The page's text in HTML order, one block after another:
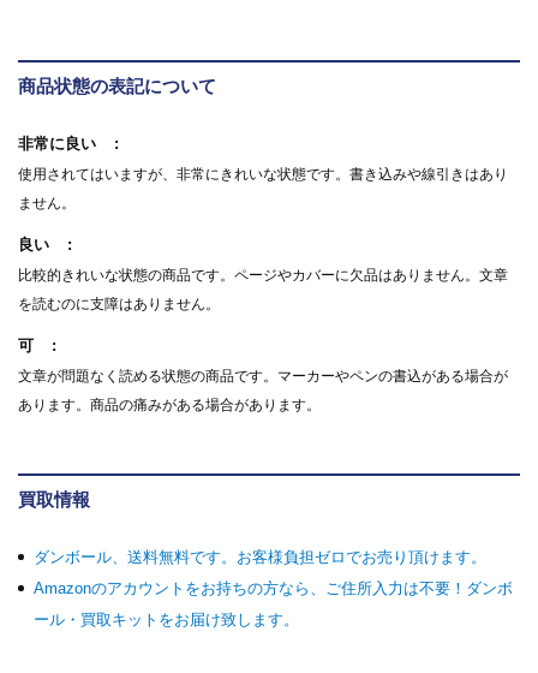
商品状態の表記について
非常に良い
使用されてはいますが、非常にきれいな状態です。書き込みや線引きはあり
ません。
良い
比較的きれいな状態の商品です。ページやカバーに欠品はありません。文章
を読むのに支障はありません。
可
文章が問題なく読める状態の商品です。マーカーやペンの書込がある場合が
あります。商品の痛みがある場合があります。
買取情報
ダンボール、送料無料です。お客様負担ゼロでお売り頂けます。
Amazonのアカウントをお持ちの方なら、ご住所入力は不要！ダンボ
ール・買取キットをお届け致します。